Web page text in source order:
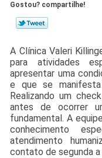
Gostou? compartilhe!
A Clínica Valeri
para atividades
apresentar uma
e que se
Realizando um
antes de ocorrer
fundamental. A
conhecimento
atendimento
contato de segunda